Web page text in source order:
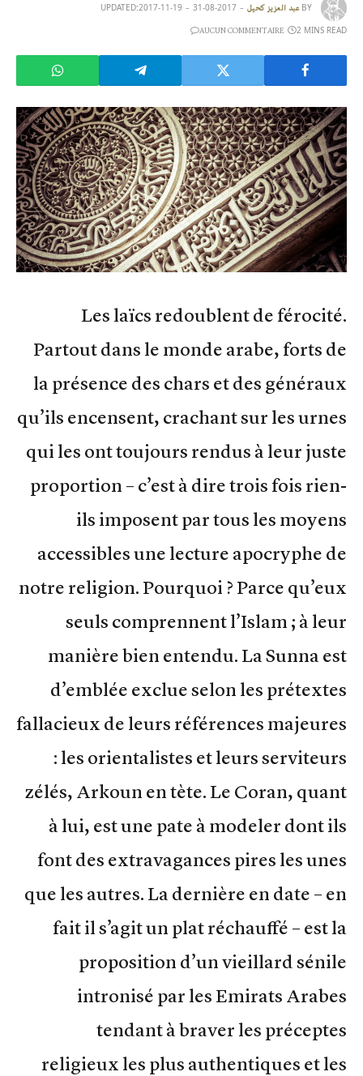
BY عبد العزيز كحيل 2017-08-31
UPDATED:2017-11-19
AUCUN COMMENTAIRE 2 MINS READ
Les laïcs redoublent de férocité.
Partout dans le monde arabe, forts de
la présence des chars et des généraux
qu’ils encensent, crachant sur les urnes
qui les ont toujours rendus à leur juste
proportion – c’est à dire trois fois rien-
ils imposent par tous les moyens
accessibles une lecture apocryphe de
notre religion. Pourquoi ? Parce qu’eux
seuls comprennent l’Islam ; à leur
manière bien entendu. La Sunna est
d’emblée exclue selon les prétextes
fallacieux de leurs références majeures
: les orientalistes et leurs serviteurs
zélés, Arkoun en tète. Le Coran, quant
à lui, est une pate à modeler dont ils
font des extravagances pires les unes
que les autres. La dernière en date – en
fait il s’agit un plat réchauffé – est la
proposition d’un vieillard sénile
intronisé par les Emirats Arabes
tendant à braver les préceptes
religieux les plus authentiques et les